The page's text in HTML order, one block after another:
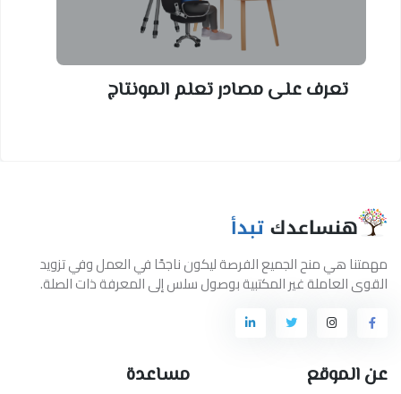
تعرف على مصادر تعلم المونتاج
مهمتنا هي منح الجميع الفرصة ليكون ناجحًا في العمل وفي تزويد
القوى العاملة غير المكتبية بوصول سلس إلى المعرفة ذات الصلة.
عن الموقع مساعدة